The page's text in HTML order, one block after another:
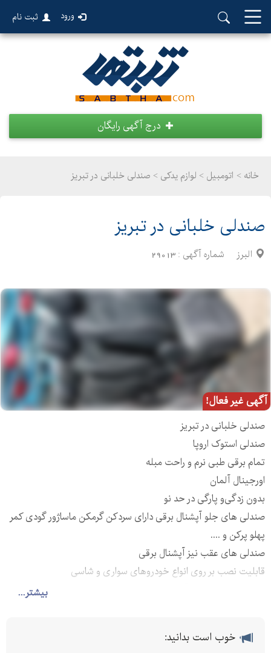
ورود ثبت نام
درج آگهی رایگان
خانه > اتومبیل > لوازم یدکی > صندلی خلبانی در تبریز
صندلی خلبانی در تبریز
البرز شماره آگهی : 29013
آگهی غیر فعال!
بیشتر...
صندلی خلبانی در تبریز
صندلی استوک اروپا
تمام برقی طبی نرم و راحت مبله
اورجینال آلمان
بدون زدگی‌و پارگی در حد نو
صندلی های جلو آپشنال برقی دارای سردکن گرمکن ماساژور گودی کمر
پهلو پرکن و ....
صندلی های عقب نیز آپشنال برقی
قابلیت نصب بر روی انواع خودروهای سواری و شاسی
فونیکس ، t , فوتون ، t , دیگنیتی ، فیدیلتی، ، پرشیا، ، سمند ، پارس ،خوب است بدانید: